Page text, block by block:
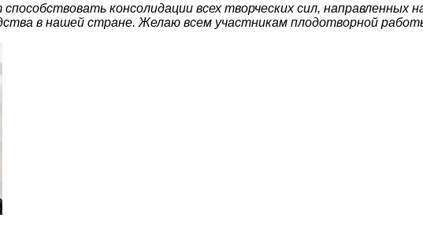
консолидации всех творческих сил, направленных
в нашей стране. Желаю всем участникам плодотворной